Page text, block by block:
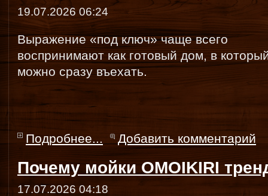
19.07.2026 06:24
Выражение «под ключ» чаще всего
воспринимают как готовый дом, в
можно сразу въехать.
Подробнее... Добавить комментарий
Почему мойки OMOIKIRI
17.07.2026 04:18